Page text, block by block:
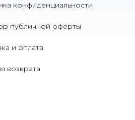
конфиденциальности
публичной оферты
и оплата
возврата